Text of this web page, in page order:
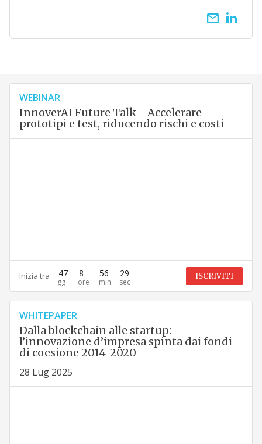
email
WEBINAR
InnoverAI Future Talk - Accelerare
prototipi e test, riducendo rischi e costi
Inizia tra 47 8 56 28 ISCRIVITI
WHITEPAPER
Dalla blockchain alle startup:
l’innovazione d’impresa spinta dai fondi
di coesione 2014-2020
28 Lug 2025